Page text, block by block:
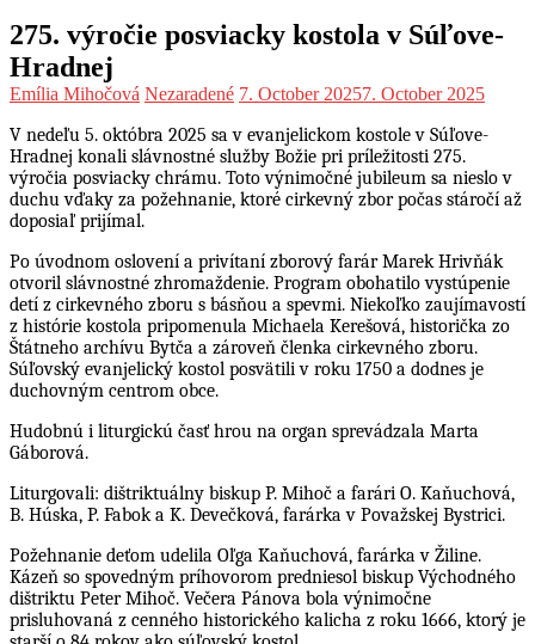
275. výročie posviacky kostola v Súľove-
Hradnej
Emília Mihočová Nezaradené 7. October 20257. October 2025
V nedeľu 5. októbra 2025 sa v evanjelickom kostole v Súľove-
Hradnej konali slávnostné služby Božie pri príležitosti 275.
výročia posviacky chrámu. Toto výnimočné jubileum sa nieslo v
duchu vďaky za požehnanie, ktoré cirkevný zbor počas stáročí až
doposiaľ prijímal.
Po úvodnom oslovení a privítaní zborový farár Marek Hrivňák
otvoril slávnostné zhromaždenie. Program obohatilo vystúpenie
detí z cirkevného zboru s básňou a spevmi. Niekoľko zaujímavostí
z histórie kostola pripomenula Michaela Kerešová, historička zo
Štátneho archívu Bytča a zároveň členka cirkevného zboru.
Súľovský evanjelický kostol posvätili v roku 1750 a dodnes je
duchovným centrom obce.
Hudobnú i liturgickú časť hrou na organ sprevádzala Marta
Gáborová.
Liturgovali: dištriktuálny biskup P. Mihoč a farári O. Kaňuchová,
B. Húska, P. Fabok a K. Devečková, farárka v Považskej Bystrici.
Požehnanie deťom udelila Oľga Kaňuchová, farárka v Žiline.
Kázeň so spovedným príhovorom predniesol biskup Východného
dištriktu Peter Mihoč. Večera Pánova bola výnimočne
prisluhovaná z cenného historického kalicha z roku 1666, ktorý je